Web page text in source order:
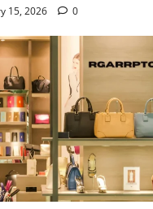
15, 2026 0